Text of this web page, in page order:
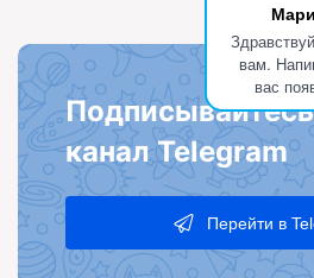
вам.
вас
канал Telegram
Перейти в